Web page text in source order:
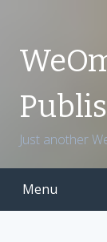
Just another
Menu